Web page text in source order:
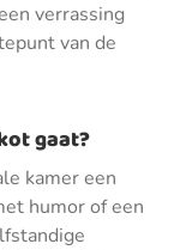
verrassing
van de
gaat?
kamer een
humor of een